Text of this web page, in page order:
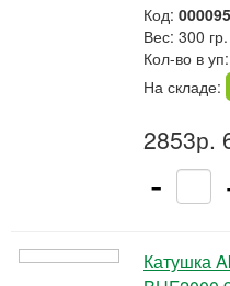
Код:
Вес: 300 гр.
Кол-во в уп:
На складе:
2853р.
-
Катушка